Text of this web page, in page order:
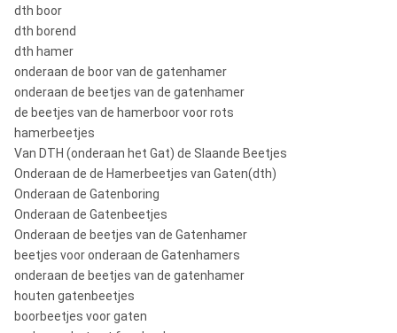
dth boor
dth borend
dth hamer
onderaan de boor van de gatenhamer
onderaan de beetjes van de gatenhamer
de beetjes van de hamerboor voor rots
hamerbeetjes
Van DTH (onderaan het Gat) de Slaande Beetjes
Onderaan de de Hamerbeetjes van Gaten(dth)
Onderaan de Gatenboring
Onderaan de Gatenbeetjes
Onderaan de beetjes van de Gatenhamer
beetjes voor onderaan de Gatenhamers
onderaan de beetjes van de gatenhamer
houten gatenbeetjes
boorbeetjes voor gaten